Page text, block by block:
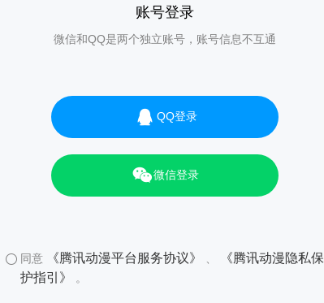
账号登录
微信和QQ是两个独立账号，账号信息不互通
QQ登录
微信登录
同意 《腾讯动漫平台服务协议》
《腾讯动漫隐私保
护指引》
。